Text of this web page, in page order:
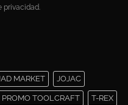
privacidad.
MARKET JOJAC
PROMO TOOLCRAFT T-REX